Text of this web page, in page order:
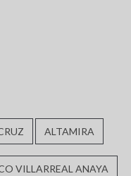
ALTAMIRA
VILLARREAL ANAYA